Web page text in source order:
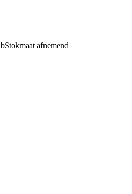
bStokmaat afnemend